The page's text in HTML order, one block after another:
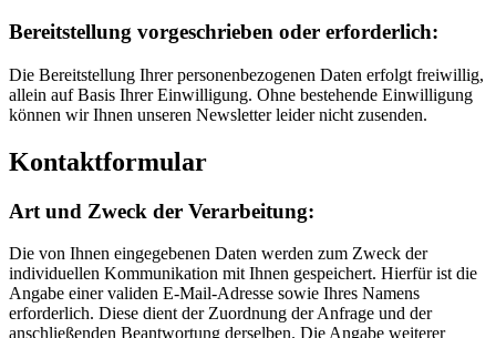
Bereitstellung vorgeschrieben oder erforderlich:
Die Bereitstellung Ihrer personenbezogenen Daten erfolgt freiwillig,
allein auf Basis Ihrer Einwilligung. Ohne bestehende Einwilligung
können wir Ihnen unseren Newsletter leider nicht zusenden.
Kontaktformular
Art und Zweck der Verarbeitung:
Die von Ihnen eingegebenen Daten werden zum Zweck der
individuellen Kommunikation mit Ihnen gespeichert. Hierfür ist die
Angabe einer validen E-Mail-Adresse sowie Ihres Namens
erforderlich. Diese dient der Zuordnung der Anfrage und der
anschließenden Beantwortung derselben. Die Angabe weiterer